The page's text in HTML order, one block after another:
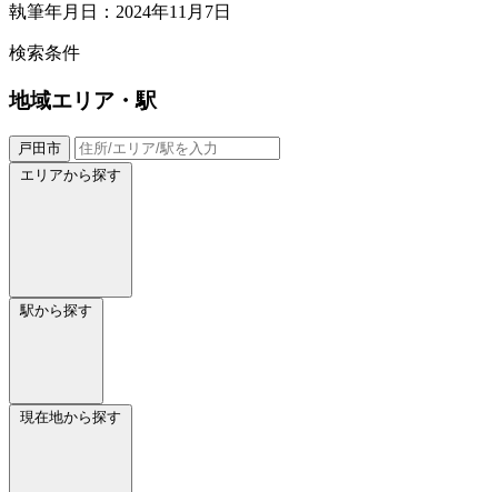
執筆年月日：2024年11月7日
検索条件
地域エリア・駅
戸田市
エリアから探す
駅から探す
現在地から探す